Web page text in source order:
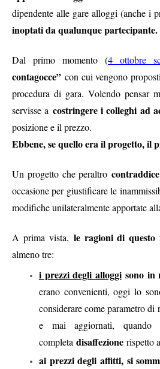
dipendente alle gare alloggi (anche i
inoptati da qualunque partecipante.
Dal primo momento (4 ottobre
contagocce” con cui vengono
procedura di gara. Volendo pensar
servisse a costringere i colleghi ad
posizione e il prezzo.
Ebbene, se quello era il progetto, il
Un progetto che peraltro
occasione per giustificare le
modifiche unilateralmente apportate
A prima vista, le ragioni di questo
almeno tre:
i prezzi degli alloggisono in
erano convenienti, oggi lo
considerare come parametro
e mai aggiornati, quando
completa disaffezione rispetto
ai prezzi degli affitti, si